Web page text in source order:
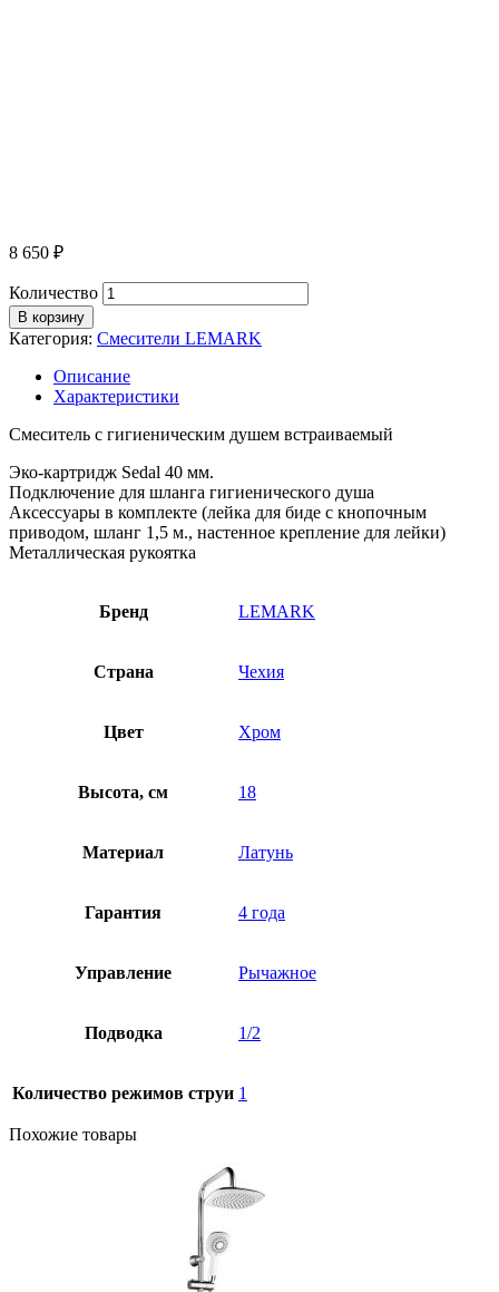
8 650 ₽
Количество
В корзину
Категория: Смесители LEMARK
Описание
Характеристики
Смеситель с гигиеническим душем встраиваемый
Эко-картридж Sedal 40 мм.
Подключение для шланга гигиенического душа
Аксессуары в комплекте (лейка для биде с кнопочным
приводом, шланг 1,5 м., настенное крепление для лейки)
Металлическая рукоятка
Бренд LEMARK
Страна Чехия
Цвет Хром
Высота, см 18
Материал Латунь
Гарантия 4 года
Управление Рычажное
Подводка 1/2
Количество режимов струи 1
Похожие товары